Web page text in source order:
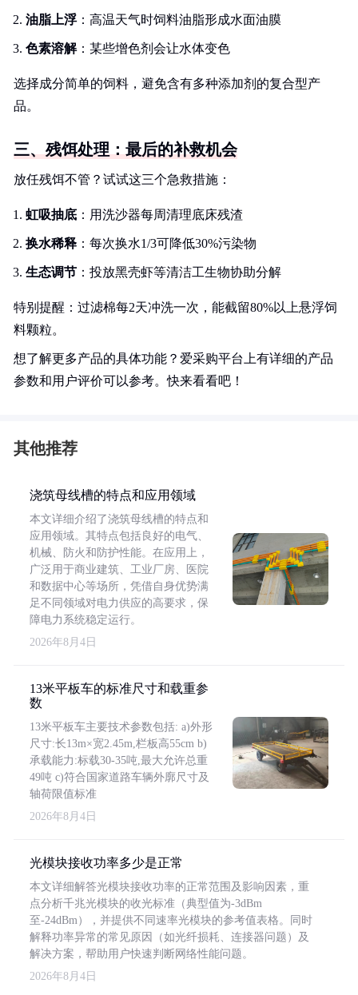
油脂上浮：高温天气时饲料油脂形成水面油膜
色素溶解：某些增色剂会让水体变色
选择成分简单的饲料，避免含有多种添加剂的复合型产
品。
三、残饵处理：最后的补救机会
放任残饵不管？试试这三个急救措施：
虹吸抽底 ：用洗沙器每周清理底床残渣
换水稀释 ：每次换水1/3可降低30%污染物
生态调节 ：投放黑壳虾等清洁工生物协助分解
特别提醒：过滤棉每2天冲洗一次，能截留80%以上悬浮饲
料颗粒。
想了解更多产品的具体功能？爱采购平台上有详细的产品
参数和用户评价可以参考。快来看看吧！
其他推荐
浇筑母线槽的特点和应用领域
本文详细介绍了浇筑母线槽的特点和
应用领域。其特点包括良好的电气、
机械、防火和防护性能。在应用上，
广泛用于商业建筑、工业厂房、医院
和数据中心等场所，凭借自身优势满
足不同领域对电力供应的高要求，保
障电力系统稳定运行。
2026年8月4日
13米平板车的标准尺寸和载重参
数
13米平板车主要技术参数包括: a)外形
尺寸:长13m×宽2.45m,栏板高55cm b)
承载能力:标载30-35吨,最大允许总重
49吨 c)符合国家道路车辆外廓尺寸及
轴荷限值标准
2026年8月4日
光模块接收功率多少是正常
本文详细解答光模块接收功率的正常范围及影响因素，重
点分析千兆光模块的收光标准（典型值为-3dBm
至-24dBm），并提供不同速率光模块的参考值表格。同时
解释功率异常的常见原因（如光纤损耗、连接器问题）及
解决方案，帮助用户快速判断网络性能问题。
2026年8月4日